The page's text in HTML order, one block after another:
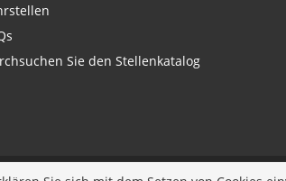
Sie den Stellenkatalog